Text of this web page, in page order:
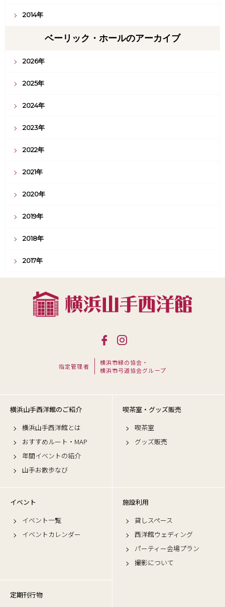
2014年
ベーリック・ホールのアーカイブ
2026年
2025年
2024年
2023年
2022年
2021年
2020年
2019年
2018年
2017年
指定管理者
横浜市緑の協会・
横浜市弓道協会グループ
横浜山手西洋館のご紹介
横浜山手西洋館とは
おすすめルート・MAP
年間イベントの紹介
山手お散歩なび
喫茶室・グッズ販売
喫茶室
グッズ販売
イベント
イベント一覧
イベントカレンダー
施設利用
貸しスペース
西洋館ウェディング
パーティー会場プラン
撮影について
定期刊行物